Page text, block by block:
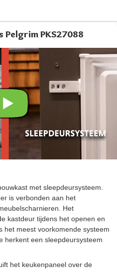
PKS27088
met sleepdeursysteem.
is verbonden aan het
Het
kastdeur tijdens het openen en
het meest voorkomende systeem
herkent een sleepdeursysteem
het keukenpaneel over de